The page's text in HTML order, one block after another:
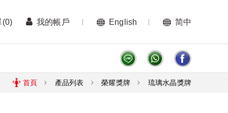
(0) 我的帳戶 English 简中
首頁 產品列表 榮耀獎牌 琉璃水晶獎牌